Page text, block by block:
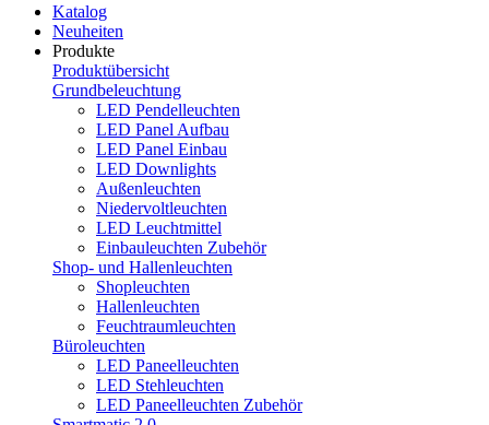
Katalog
Neuheiten
Produkte
Produktübersicht
Grundbeleuchtung
LED Pendelleuchten
LED Panel Aufbau
LED Panel Einbau
LED Downlights
Außenleuchten
Niedervoltleuchten
LED Leuchtmittel
Einbauleuchten Zubehör
Shop- und Hallenleuchten
Shopleuchten
Hallenleuchten
Feuchtraumleuchten
Büroleuchten
LED Paneelleuchten
LED Stehleuchten
LED Paneelleuchten Zubehör